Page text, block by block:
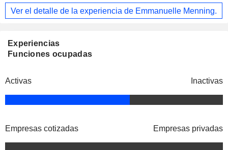
Ver el detalle de la experiencia de Emmanuelle Menning.
Experiencias
Funciones ocupadas
Activas Inactivas
Empresas cotizadas Empresas privadas